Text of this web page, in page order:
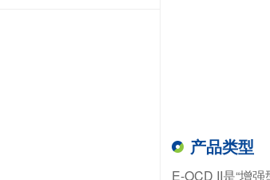
产品类型
E-OCD II是“增